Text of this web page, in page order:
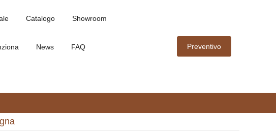
Catalogo Showroom
News FAQ Preventivo